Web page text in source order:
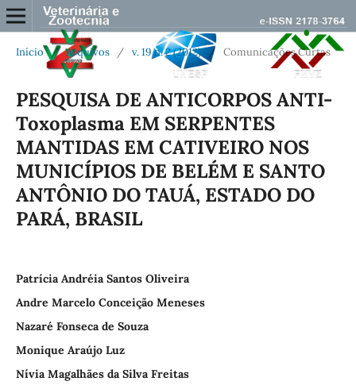
Início / Arquivos / v. 19 n. 2 (2012) / Comunicações Curtas
PESQUISA DE ANTICORPOS ANTI-
Toxoplasma EM SERPENTES
MANTIDAS EM CATIVEIRO NOS
MUNICÍPIOS DE BELÉM E SANTO
ANTÔNIO DO TAUÁ, ESTADO DO
PARÁ, BRASIL
Patrícia Andréia Santos Oliveira
Andre Marcelo Conceição Meneses
Nazaré Fonseca de Souza
Monique Araújo Luz
Nívia Magalhães da Silva Freitas